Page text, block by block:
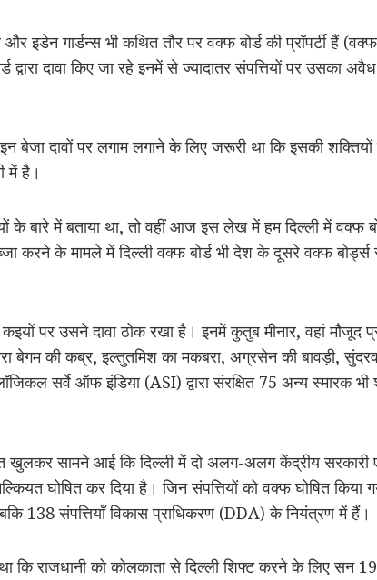
गार्डन्स भी कथित तौर पर वक्फ बोर्ड की प्रॉपर्टी हैं (वक्फ
दावा किए जा रहे इनमें से ज्यादातर संपत्तियों पर उसका
बेजा दावों पर लगाम लगाने के लिए जरूरी था कि इसकी
में है।
बारे में बताया था, तो वहीं आज इस लेख में हम दिल्ली में वक्फ
करने के मामले में दिल्ली वक्फ बोर्ड भी देश के दूसरे वक्फ
पर उसने दावा ठोक रखा है। इनमें कुतुब मीनार, वहां मौजूद
बेगम की कब्र, इल्तुतमिश का मकबरा, अग्रसेन की बावड़ी,
सर्वे ऑफ इंडिया (ASI) द्वारा संरक्षित 75 अन्य स्मारक
सामने आई कि दिल्ली में दो अलग-अलग केंद्रीय सरकारी
घोषित कर दिया है। जिन संपत्तियों को वक्फ घोषित किया
138 संपत्तियाँ विकास प्राधिकरण (DDA) के नियंत्रण में हैं।
कि राजधानी को कोलकाता से दिल्ली शिफ्ट करने के लिए सन